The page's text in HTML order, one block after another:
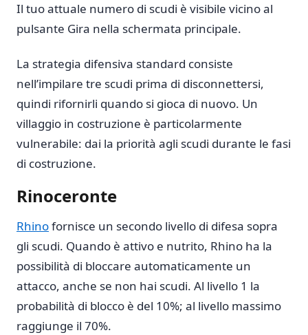
Il tuo attuale numero di scudi è visibile vicino al
pulsante Gira nella schermata principale.
La strategia difensiva standard consiste
nell’impilare tre scudi prima di disconnettersi,
quindi rifornirli quando si gioca di nuovo. Un
villaggio in costruzione è particolarmente
vulnerabile: dai la priorità agli scudi durante le fasi
di costruzione.
Rinoceronte
Rhinofornisce un secondo livello di difesa sopra
gli scudi. Quando è attivo e nutrito, Rhino ha la
possibilità di bloccare automaticamente un
attacco, anche se non hai scudi. Al livello 1 la
probabilità di blocco è del 10%; al livello massimo
raggiunge il 70%.